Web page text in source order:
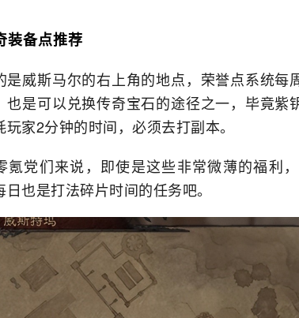
装备点推荐
是威斯马尔的右上角的地点，荣誉点系统每
也是可以兑换传奇宝石的途径之一，毕竟紫
玩家2分钟的时间，必须去打副本。
氪党们来说，即使是这些非常微薄的福利
日也是打法碎片时间的任务吧。